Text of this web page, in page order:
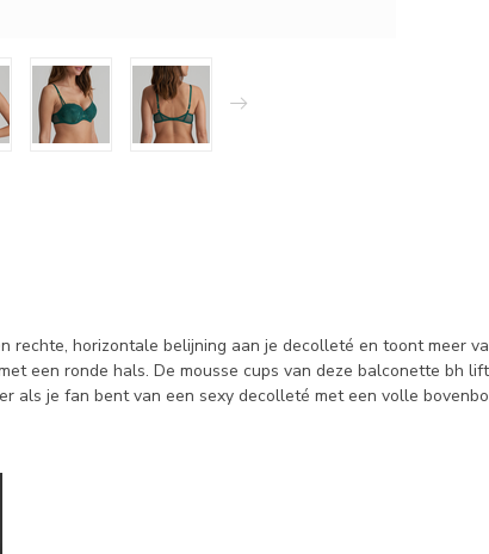
rechte, horizontale belijning aan je decolleté en toont meer
een ronde hals. De mousse cups van deze balconette bh
als je fan bent van een sexy decolleté met een volle